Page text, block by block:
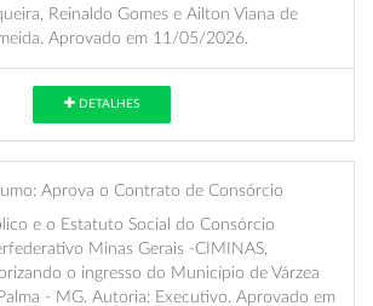
Reinaldo Gomes e Ailton Viana de
Aprovado em 11/05/2026.
DETALHES
Aprova o Contrato de Consórcio
e o Estatuto Social do Consórcio
Minas Gerais -CIMINAS,
o ingresso do Município de Várzea
- MG. Autoria: Executivo. Aprovado em